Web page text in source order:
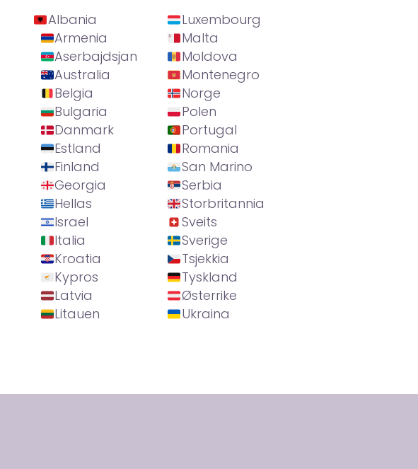
Albania
Armenia
Aserbajdsjan
Australia
Belgia
Bulgaria
Danmark
Estland
Finland
Georgia
Hellas
Israel
Italia
Kroatia
Kypros
Latvia
Litauen
Luxembourg
Malta
Moldova
Montenegro
Norge
Polen
Portugal
Romania
San Marino
Serbia
Storbritannia
Sveits
Sverige
Tsjekkia
Tyskland
Østerrike
Ukraina